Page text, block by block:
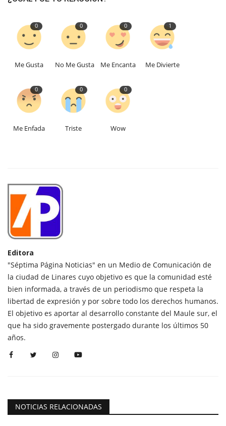
0
Me Gusta
0
No Me Gusta
0
Me Encanta
1
Me Divierte
0
Me Enfada
0
Triste
0
Wow
Editora
"Séptima Página Noticias" en un Medio de Comunicación de
la ciudad de Linares cuyo objetivo es que la comunidad esté
bien informada, a través de un periodismo que respeta la
libertad de expresión y por sobre todo los derechos humanos.
El objetivo es aportar al desarrollo constante del Maule sur, el
que ha sido gravemente postergado durante los últimos 50
años.
NOTICIAS RELACIONADAS